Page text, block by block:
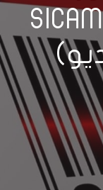
يحتفى بعلامة SICAM